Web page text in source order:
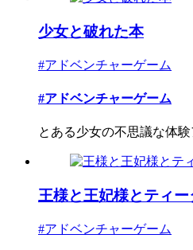
少女と破れた本
#アドベンチャーゲーム
#アドベンチャーゲーム
とある少女の不思議な体
王様と王妃様とティー
#アドベンチャーゲーム